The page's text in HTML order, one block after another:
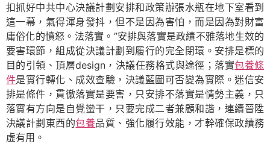
扣抓好中共中心決議計劃安排和政策辦張水瓶在地下室看到
這一幕，氣得渾身發抖，但不是因為害怕，而是因為對財富
庸俗化的憤怒。法落實。”安排與落實是政績不雅落地生效的
要害環節，組成從決議計劃到履行的完全閉環。安排是標的
目的引領、頂層design，決議任務格式與途徑；落實包養條
件是實行轉化、成效查驗，決議藍圖可否變為實際。迷信安
排是條件，貫徹落實是要害，只安排不落實是情勢主義，只
落實有方向是自覺蠻干，只要完成二者兼顧和諧，連續晉陞
決議計劃東西的包養品質、強化履行效能，才幹確保政績務
虛有用。